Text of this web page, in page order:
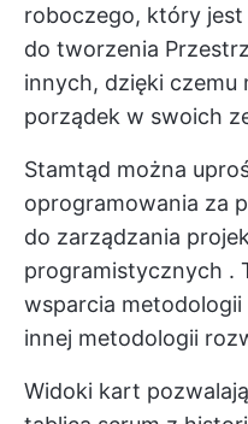
roboczego, który
do tworzenia
innych, dzięki czemu
porządek w swoich
Stamtąd można
oprogramowania za
do zarządzania
programistycznych .
wsparcia metodologii
innej metodologii
Widoki kart